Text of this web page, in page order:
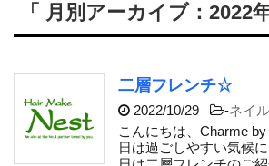
「 月別アーカイブ：2022
二層フレンチ☆
2022/10/29 -ネイル
こんにちは、Charme
日は過ごしやすい気候